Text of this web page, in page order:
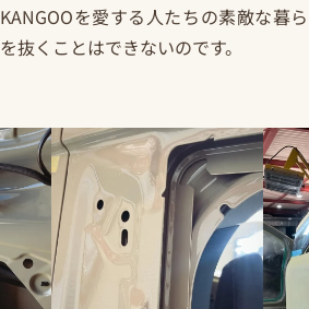
KANGOOを愛する人たちの素敵な暮
を抜くことはできないのです。